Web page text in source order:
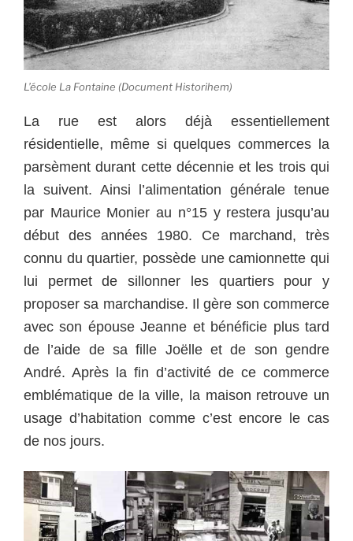
L’école La Fontaine (Document Historihem)
La rue est alors déjà essentiellement
résidentielle, même si quelques commerces la
parsèment durant cette décennie et les trois qui
la suivent. Ainsi l’alimentation générale tenue
par Maurice Monier au n°15 y restera jusqu’au
début des années 1980. Ce marchand, très
connu du quartier, possède une camionnette qui
lui permet de sillonner les quartiers pour y
proposer sa marchandise. Il gère son commerce
avec son épouse Jeanne et bénéficie plus tard
de l’aide de sa fille Joëlle et de son gendre
André. Après la fin d’activité de ce commerce
emblématique de la ville, la maison retrouve un
usage d’habitation comme c’est encore le cas
de nos jours.